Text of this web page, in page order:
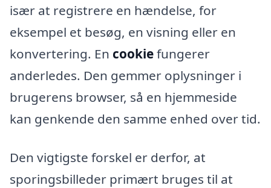
især at registrere en hændelse, for
eksempel et besøg, en visning eller en
konvertering. En cookiefungerer
anderledes. Den gemmer oplysninger i
brugerens browser, så en hjemmeside
kan genkende den samme enhed over tid.
Den vigtigste forskel er derfor, at
sporingsbilleder primært bruges til at